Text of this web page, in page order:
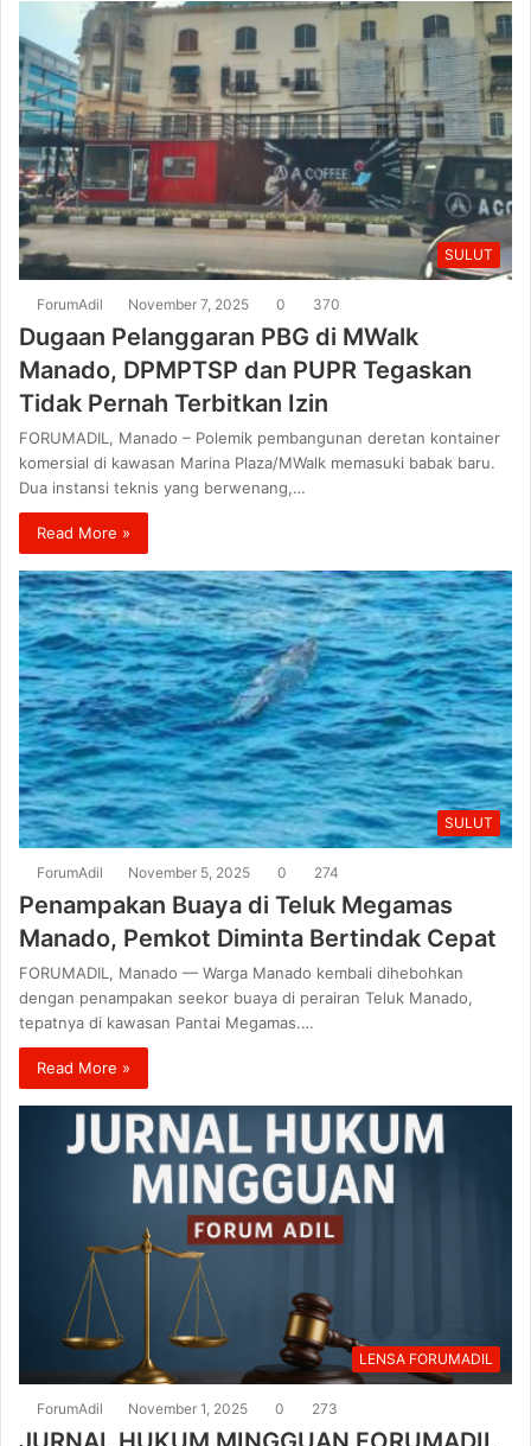
SULUT
ForumAdil November 7, 2025 0 370
Dugaan Pelanggaran PBG di MWalk
Manado, DPMPTSP dan PUPR Tegaskan
Tidak Pernah Terbitkan Izin
FORUMADIL, Manado – Polemik pembangunan deretan kontainer
komersial di kawasan Marina Plaza/MWalk memasuki babak baru.
Dua instansi teknis yang berwenang,…
Read More »
SULUT
ForumAdil November 5, 2025 0 274
Penampakan Buaya di Teluk Megamas
Manado, Pemkot Diminta Bertindak Cepat
FORUMADIL, Manado — Warga Manado kembali dihebohkan
dengan penampakan seekor buaya di perairan Teluk Manado,
tepatnya di kawasan Pantai Megamas.…
Read More »
LENSA FORUMADIL
ForumAdil November 1, 2025 0 273